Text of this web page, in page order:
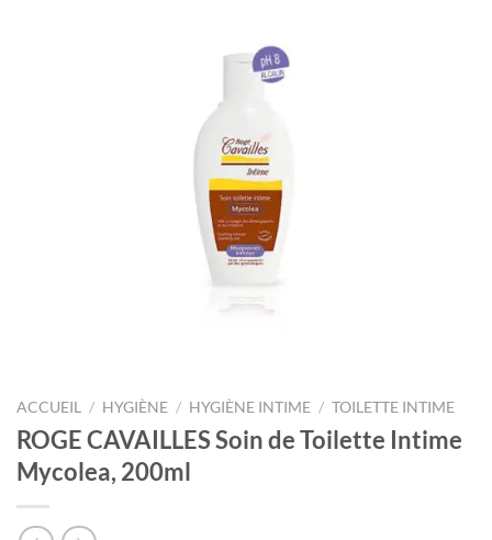
ACCUEIL / HYGIÈNE / HYGIÈNE INTIME / TOILETTE INTIME
ROGE CAVAILLES Soin de Toilette Intime
Mycolea, 200ml